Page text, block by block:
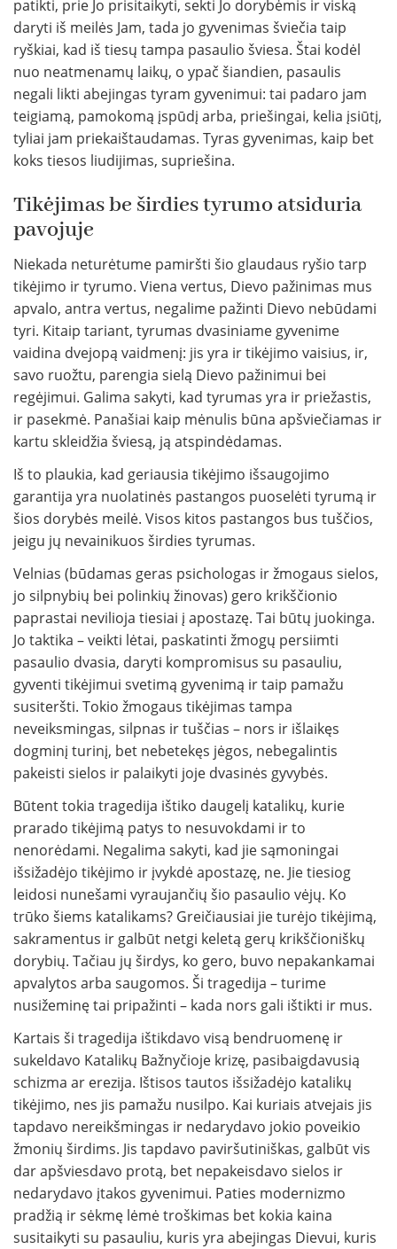
patikti, prie Jo prisitaikyti, sekti Jo dorybėmis ir viską
daryti iš meilės Jam, tada jo gyvenimas šviečia taip
ryškiai, kad iš tiesų tampa pasaulio šviesa. Štai kodėl
nuo neatmenamų laikų, o ypač šiandien, pasaulis
negali likti abejingas tyram gyvenimui: tai padaro jam
teigiamą, pamokomą įspūdį arba, priešingai, kelia įsiūtį,
tyliai jam priekaištaudamas. Tyras gyvenimas, kaip bet
koks tiesos liudijimas, supriešina.
Tikėjimas be širdies tyrumo atsiduria
pavojuje
Niekada neturėtume pamiršti šio glaudaus ryšio tarp
tikėjimo ir tyrumo. Viena vertus, Dievo pažinimas mus
apvalo, antra vertus, negalime pažinti Dievo nebūdami
tyri. Kitaip tariant, tyrumas dvasiniame gyvenime
vaidina dvejopą vaidmenį: jis yra ir tikėjimo vaisius, ir,
savo ruožtu, parengia sielą Dievo pažinimui bei
regėjimui. Galima sakyti, kad tyrumas yra ir priežastis,
ir pasekmė. Panašiai kaip mėnulis būna apšviečiamas ir
kartu skleidžia šviesą, ją atspindėdamas.
Iš to plaukia, kad geriausia tikėjimo išsaugojimo
garantija yra nuolatinės pastangos puoselėti tyrumą ir
šios dorybės meilė. Visos kitos pastangos bus tuščios,
jeigu jų nevainikuos širdies tyrumas.
Velnias (būdamas geras psichologas ir žmogaus sielos,
jo silpnybių bei polinkių žinovas) gero krikščionio
paprastai nevilioja tiesiai į apostazę. Tai būtų juokinga.
Jo taktika – veikti lėtai, paskatinti žmogų persiimti
pasaulio dvasia, daryti kompromisus su pasauliu,
gyventi tikėjimui svetimą gyvenimą ir taip pamažu
susiteršti. Tokio žmogaus tikėjimas tampa
neveiksmingas, silpnas ir tuščias – nors ir išlaikęs
dogminį turinį, bet nebetekęs jėgos, nebegalintis
pakeisti sielos ir palaikyti joje dvasinės gyvybės.
Būtent tokia tragedija ištiko daugelį katalikų, kurie
prarado tikėjimą patys to nesuvokdami ir to
nenorėdami. Negalima sakyti, kad jie sąmoningai
išsižadėjo tikėjimo ir įvykdė apostazę, ne. Jie tiesiog
leidosi nunešami vyraujančių šio pasaulio vėjų. Ko
trūko šiems katalikams? Greičiausiai jie turėjo tikėjimą,
sakramentus ir galbūt netgi keletą gerų krikščioniškų
dorybių. Tačiau jų širdys, ko gero, buvo nepakankamai
apvalytos arba saugomos. Ši tragedija – turime
nusižeminę tai pripažinti – kada nors gali ištikti ir mus.
Kartais ši tragedija ištikdavo visą bendruomenę ir
sukeldavo Katalikų Bažnyčioje krizę, pasibaigdavusią
schizma ar erezija. Ištisos tautos išsižadėjo katalikų
tikėjimo, nes jis pamažu nusilpo. Kai kuriais atvejais jis
tapdavo nereikšmingas ir nedarydavo jokio poveikio
žmonių širdims. Jis tapdavo paviršutiniškas, galbūt vis
dar apšviesdavo protą, bet nepakeisdavo sielos ir
nedarydavo įtakos gyvenimui. Paties modernizmo
pradžią ir sėkmę lėmė troškimas bet kokia kaina
susitaikyti su pasauliu, kuris yra abejingas Dievui, kuris